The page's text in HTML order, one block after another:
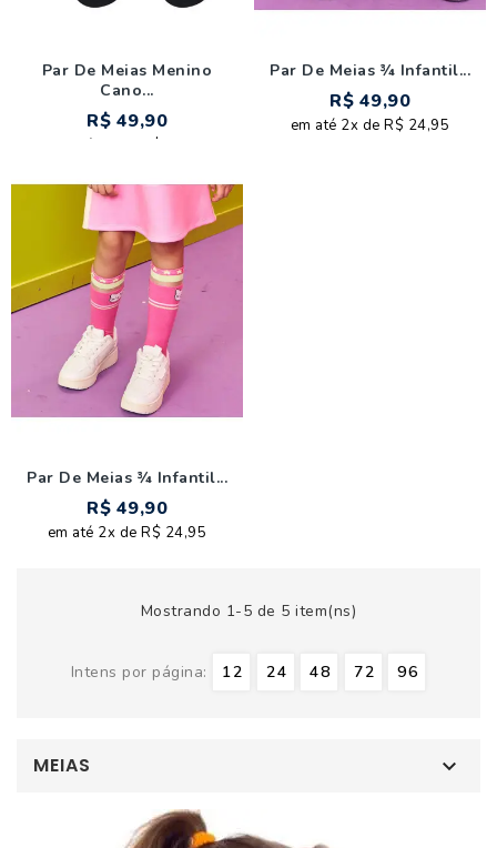
Par De Meias Menino
Cano...
R$ 49,90
Par De Meias ¾ Infantil...
R$ 49,90
em até 2x de R$ 24,95
Par De Meias ¾ Infantil...
R$ 49,90
em até 2x de R$ 24,95
Mostrando 1-5 de 5 item(ns)
Intens por página: 12 24 48 72 96
MEIAS 